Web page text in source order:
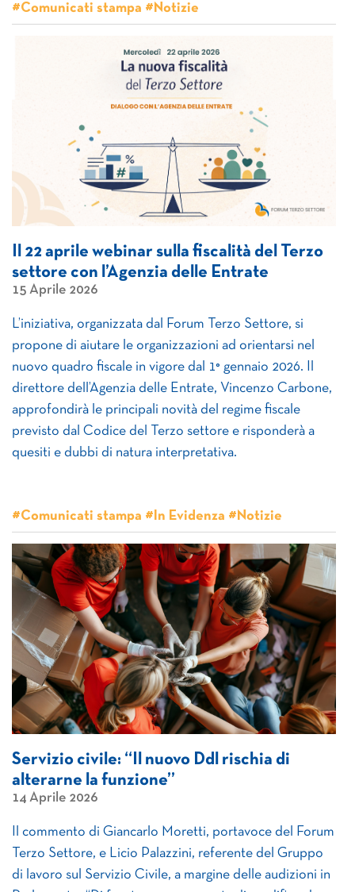
#Comunicati stampa #Notizie
Il 22 aprile webinar sulla fiscalità del Terzo
settore con l’Agenzia delle Entrate
15 Aprile 2026
L’iniziativa, organizzata dal Forum Terzo Settore, si
propone di aiutare le organizzazioni ad orientarsi nel
nuovo quadro fiscale in vigore dal 1° gennaio 2026. Il
direttore dell’Agenzia delle Entrate, Vincenzo Carbone,
approfondirà le principali novità del regime fiscale
previsto dal Codice del Terzo settore e risponderà a
quesiti e dubbi di natura interpretativa.
#Comunicati stampa #In Evidenza #Notizie
Servizio civile: “Il nuovo Ddl rischia di
alterarne la funzione”
14 Aprile 2026
Il commento di Giancarlo Moretti, portavoce del Forum
Terzo Settore, e Licio Palazzini, referente del Gruppo
di lavoro sul Servizio Civile, a margine delle audizioni in